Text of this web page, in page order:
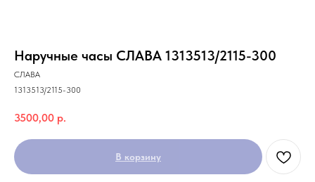
Наручные часы СЛАВА 1313513/2115-300
СЛАВА
1313513/2115-300
3500,00 р.
В корзину